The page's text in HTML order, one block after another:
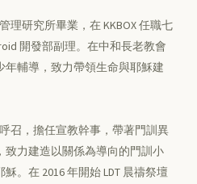
理研究所畢業，在 KKBOX 任職七
開發部副理。在中和長老教會
輔導，致力帶領生命與耶穌建
召，擔任宣教幹事，帶著門訓異
力建造以關係為導向的門訓小
。在 2016 年開始 LDT 晨禱祭壇